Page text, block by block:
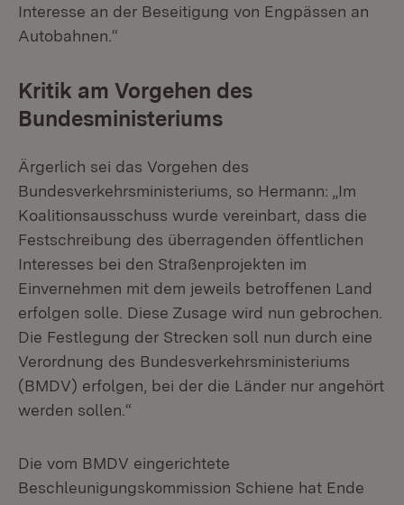
Interesse an der Beseitigung von Engpässen an
Autobahnen.“
Kritik am Vorgehen des
Bundesministeriums
Ärgerlich sei das Vorgehen des
Bundesverkehrsministeriums, so Hermann: „Im
Koalitionsausschuss wurde vereinbart, dass die
Festschreibung des überragenden öffentlichen
Interesses bei den Straßenprojekten im
Einvernehmen mit dem jeweils betroffenen Land
erfolgen solle. Diese Zusage wird nun gebrochen.
Die Festlegung der Strecken soll nun durch eine
Verordnung des Bundesverkehrsministeriums
(BMDV) erfolgen, bei der die Länder nur angehört
werden sollen.“
Die vom BMDV eingerichtete
Beschleunigungskommission Schiene hat Ende